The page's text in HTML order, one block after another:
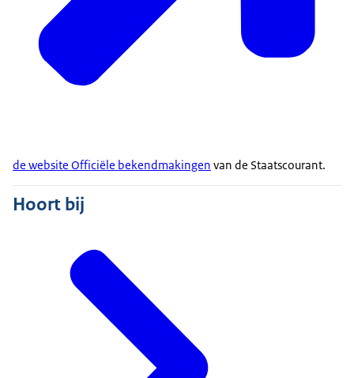
de website Officiële bekendmakingen van de Staatscourant.
Hoort bij